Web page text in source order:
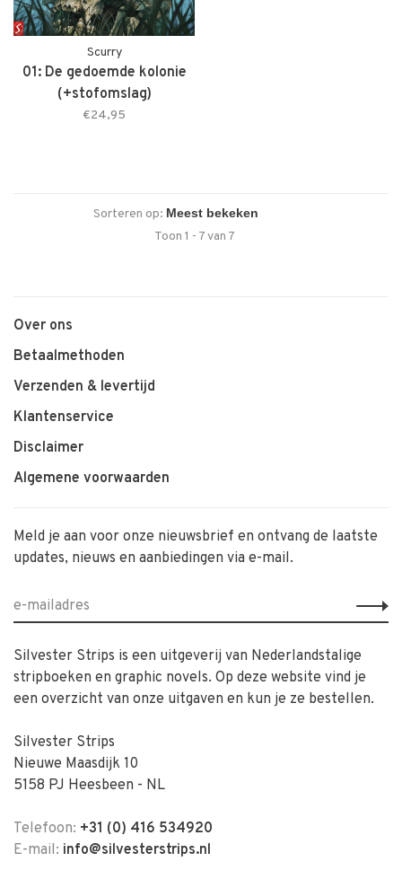
Scurry
01: De gedoemde kolonie
(+stofomslag)
€24,95
Sorteren op:
Toon 1 - 7 van 7
Over ons
Betaalmethoden
Verzenden & levertijd
Klantenservice
Disclaimer
Algemene voorwaarden
Meld je aan voor onze nieuwsbrief en ontvang de laatste
updates, nieuws en aanbiedingen via e-mail.
Silvester Strips is een uitgeverij van Nederlandstalige
stripboeken en graphic novels. Op deze website vind je
een overzicht van onze uitgaven en kun je ze bestellen.
Silvester Strips
Nieuwe Maasdijk 10
5158 PJ Heesbeen - NL
Telefoon: +31 (0) 416 534920
E-mail: info@silvesterstrips.nl